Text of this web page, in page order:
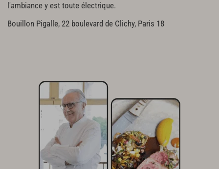
l'ambiance y est toute électrique.
Bouillon Pigalle, 22 boulevard de Clichy, Paris 18